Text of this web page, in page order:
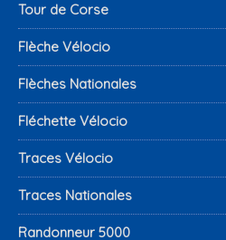
Tour de Corse
Flèche Vélocio
Flèches Nationales
Fléchette Vélocio
Traces Vélocio
Traces Nationales
Randonneur 5000